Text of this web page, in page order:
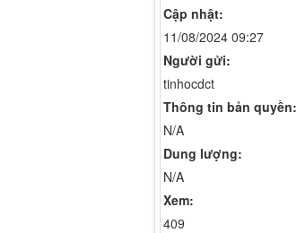
Cập nhật:
11/08/2024 09:27
Người gửi:
tinhocdct
Thông tin bản quyền:
N/A
Dung lượng:
N/A
Xem:
409